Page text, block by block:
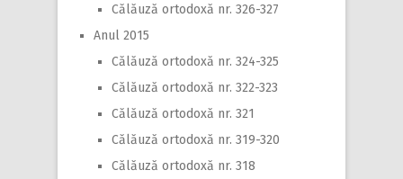
Călăuză ortodoxă nr. 326-327
Anul 2015
Călăuză ortodoxă nr. 324-325
Călăuză ortodoxă nr. 322-323
Călăuză ortodoxă nr. 321
Călăuză ortodoxă nr. 319-320
Călăuză ortodoxă nr. 318